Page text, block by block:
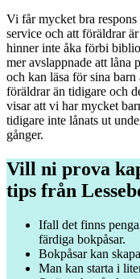
Vi får mycket bra
service och att föräldrar
hinner inte åka förbi
mer avslappnade att låna
och kan läsa för sina
föräldrar än tidigare och
visar att vi har mycket
tidigare inte lånats ut
gånger.
Vill ni prova
tips från
Ifall det finns
färdiga bokpåsar.
Bokpåsar kan
Man kan starta i